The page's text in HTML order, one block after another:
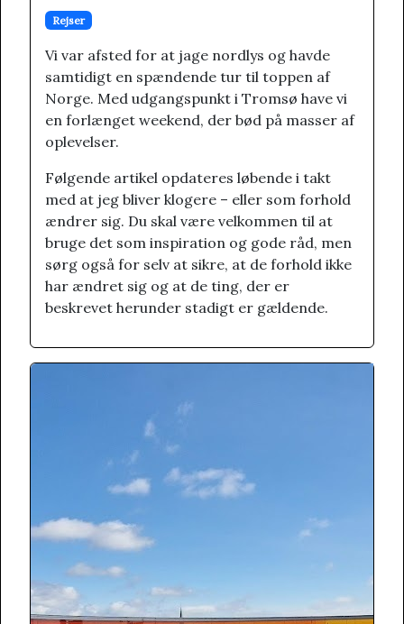
Rejser
Vi var afsted for at jage nordlys og havde
samtidigt en spændende tur til toppen af
Norge. Med udgangspunkt i Tromsø have vi
en forlænget weekend, der bød på masser af
oplevelser.
Følgende artikel opdateres løbende i takt
med at jeg bliver klogere – eller som forhold
ændrer sig. Du skal være velkommen til at
bruge det som inspiration og gode råd, men
sørg også for selv at sikre, at de forhold ikke
har ændret sig og at de ting, der er
beskrevet herunder stadigt er gældende.